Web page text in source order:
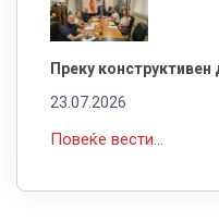
Преку
23.07.2026
Повеќе вести...